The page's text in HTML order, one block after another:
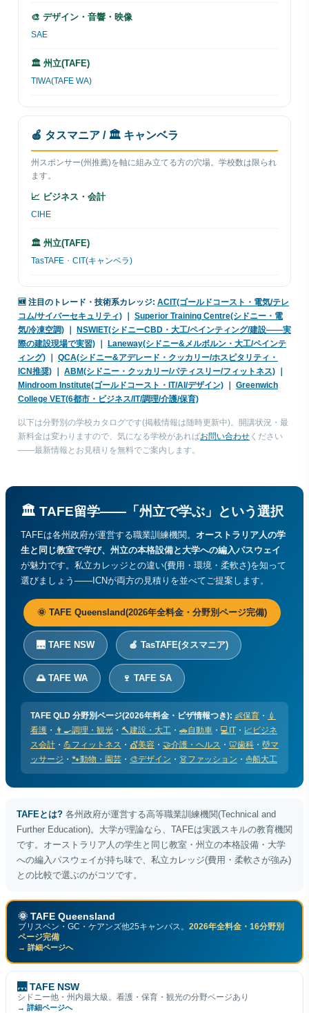
🎨 デザイン・音響・映像
SAE
🏛 州立(TAFE)
TIWA(TAFE WA)
🍎 タスマニア / 🏛 キャンベラ
州スポンサー(州推薦)を軸に組み立てる方の穴場。学校数は限られ
ます。
📈 ビジネス・会計
CIHE
🏛 州立(TAFE)
TasTAFE ・ CIT(キャンベラ)
🆕 注目のトレード・技術系カレッジ: ACIT(ゴールドコースト・電気/テレ
コム/サイバーセキュリティ)
Superior Training Centre(シドニー・電
気/冷凍空調)
NSWIET(シドニーCBD・大工/ペインティング/建設——実
際の建設現場で実習)
Laneway(シドニー&メルボルン・大工/ペインテ
ィング)
QCA(シドニー&アデレード・クッカリー/ホスピタリティ・
ICN推奨)
ABM(シドニー・クッカリー/パティスリー/フィットネス)
Mindroom Institute(ゴールドコースト・IT/AI/デザイン)
Greenwich
College VET(6都市・ビジネス/IT/調理/介護/保育)
以下は分野別の学校カタログです(掲載情報は随時更新中)。開講状況・最
新料金は変わりますので、気になる学校があればお問い合わせ ください
——最新情報とお見積りを無料でご案内します。
🏛 TAFE留学——「州立で学ぶ」という選択
TAFEは各州政府が運営する職業訓練機関。 オーストラリア人の学
生と同じ教室で学び、州立の本格設備と大学への編入パスウェイ
が魅力です。私立カレッジとの違い(費用・環境・柔軟さ)を知って
選びましょう——ICNが両方の見積りを並べてご提案します。
🌞 TAFE Queensland(2026年全料金・分野別ページ完備)
🌉 TAFE NSW 🍎 TasTAFE(タスマニア)
🌅 TAFE WA 🍷 TAFE SA
TAFE QLD 分野別ページ(2026年料金・ビザ情報つき): 👶保育 ・ 💉
看護 ・ 👨‍🍳調理・観光 ・ 🔨建設・大工 ・ 🚗自動車 ・ 💻IT ・ 📈ビジネ
ス会計 ・ 💪フィットネス ・ 💇美容 ・ 🤝介護・ヘルス ・ 🦷歯科 ・ 💆マ
ッサージ ・ 🐾動物・園芸 ・ 🎨デザイン ・ 👗ファッション ・ ⛵船大工
TAFEとは? 各州政府が運営する高等職業訓練機関(Technical and
Further Education)。大学が理論なら、TAFEは実践スキルの教育機関
です。オーストラリア人の学生と同じ教室・州立の本格設備・大学
への編入パスウェイが持ち味で、私立カレッジ(費用・柔軟さが強み)
との比較で選ぶのがコツです。
🌞 TAFE Queensland
ブリスベン・GC・ケアンズ他25キャンパス。 2026年全料金・16分野別
ページ完備
→ 詳細ページへ
🌉 TAFE NSW
シドニー他・州内最大級。看護・保育・観光の分野ページあり
→ 詳細ページへ